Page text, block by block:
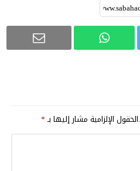
الحقول الإلزامية مشار إليها بـ*